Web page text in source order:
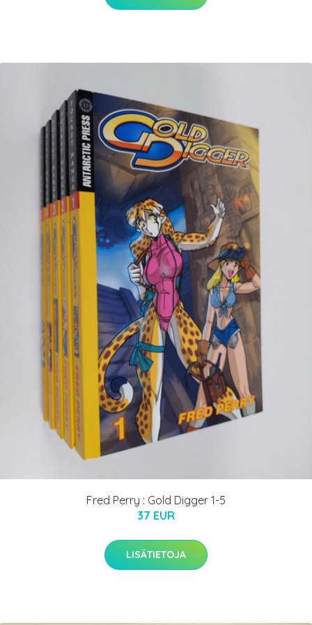
Fred Perry : Gold Digger 1-5
37 EUR
LISÄTIETOJA